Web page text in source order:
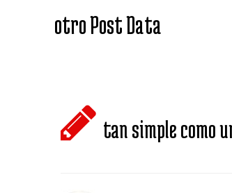
otro Post Data
tan simple como